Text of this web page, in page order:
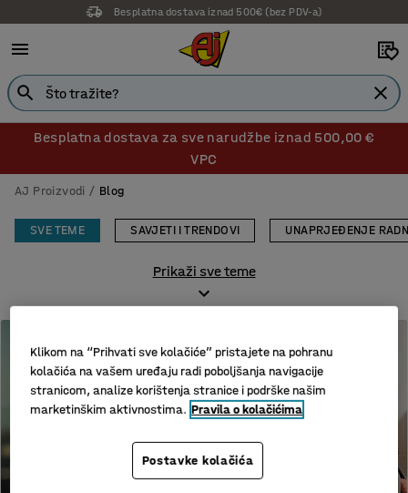
Besplatna dostava iznad 500€ (bez PDV-a)
Besplatna dostava za sve narudžbe iznad 500,00 €
VPC
AJ Proizvodi Blog
SVE TEME SAVJETI I TRENDOVI UNAPRJEĐENJE
Prikaži sve teme
Klikom na “Prihvati sve kolačiće” pristajete na pohranu
kolačića na vašem uređaju radi poboljšanja navigacije
stranicom, analize korištenja stranice i podrške našim
marketinškim aktivnostima. Pravila o kolačićima
Postavke kolačića